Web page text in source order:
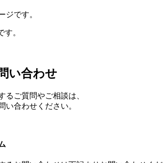
ジです。
す。
い合わせ
るご質問やご相談は、
い合わせください。